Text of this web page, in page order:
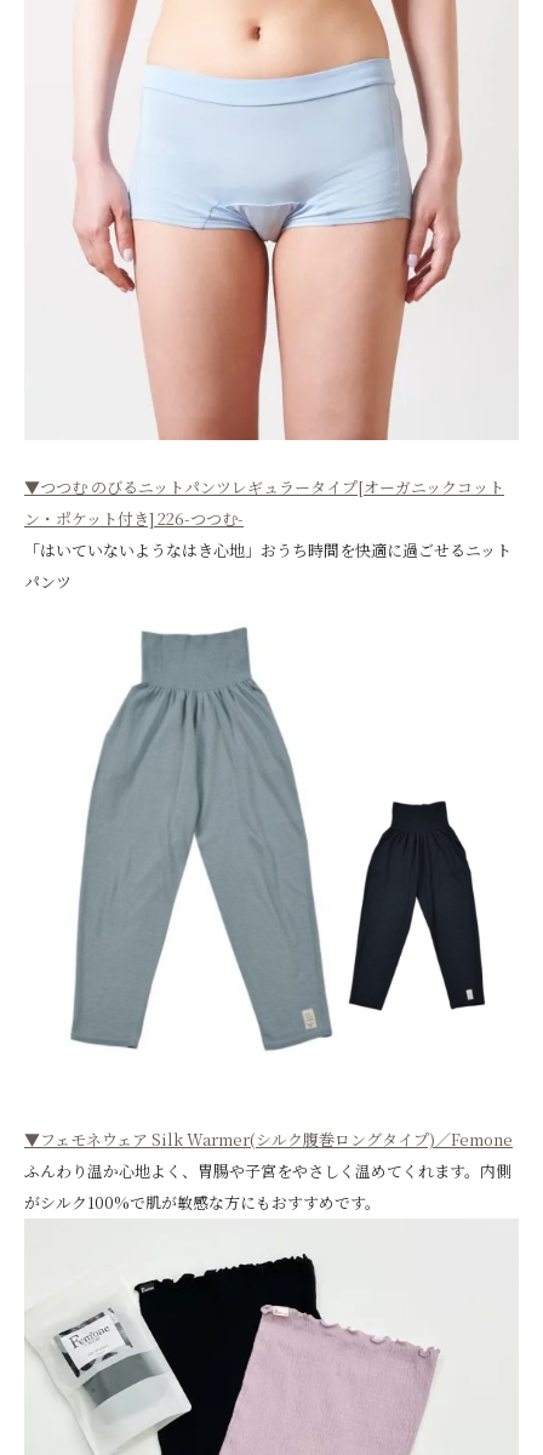
▼つつむ のびるニットパンツレギュラータイプ[オーガニックコット
ン・ポケット付き] 226-つつむ-
「はいていないようなはき心地」おうち時間を快適に過ごせるニット
パンツ
▼フェモネウェア Silk Warmer(シルク腹巻ロングタイプ)／Femone
ふんわり温か心地よく、胃腸や子宮をやさしく温めてくれます。内側
がシルク100%で肌が敏感な方にもおすすめです。